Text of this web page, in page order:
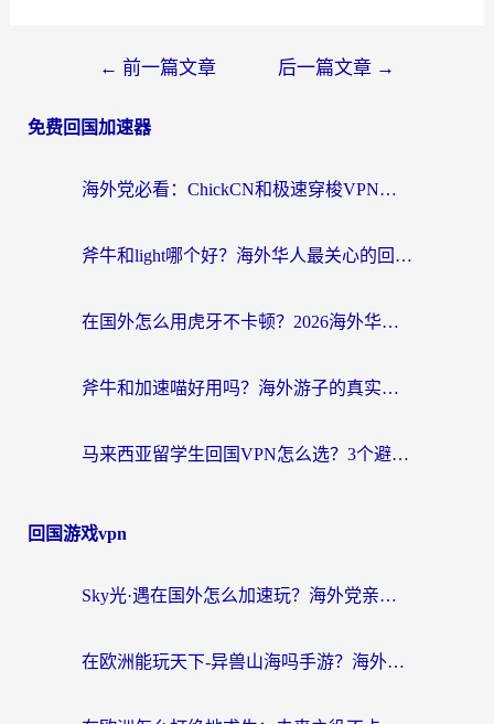
← 前一篇文章 后一篇文章 →
免费回国加速器
海外党必看：ChickCN和极速穿梭VPN好用吗？3招教你选对回国加速器无缝刷国内资源
斧牛和light哪个好？海外华人最关心的回国加速器选择难题，一篇讲透
在国外怎么用虎牙不卡顿？2026海外华人亲测有效的回国加速器选择指南
斧牛和加速喵好用吗？海外游子的真实选择困境
马来西亚留学生回国VPN怎么选？3个避坑点+1款实测好用的加速器推荐
回国游戏vpn
Sky光·遇在国外怎么加速玩？海外党亲测有效的国服游戏加速指南
在欧洲能玩天下-异兽山海吗手游？海外玩家的加速器生存指南